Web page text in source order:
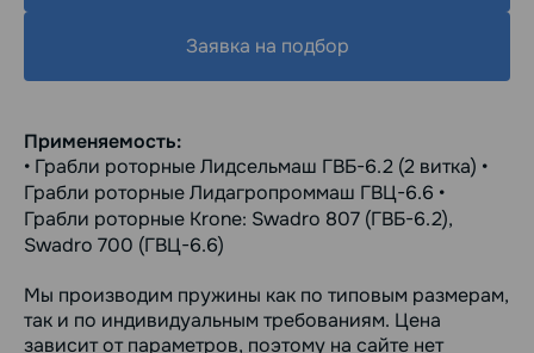
Заявка на подбор
Применяемость:
• Грабли роторные Лидсельмаш ГВБ-6.2 (2 витка) •
Грабли роторные Лидагропроммаш ГВЦ-6.6 •
Грабли роторные Krone: Swadro 807 (ГВБ-6.2),
Swadro 700 (ГВЦ-6.6)
Мы производим пружины как по типовым размерам,
так и по индивидуальным требованиям. Цена
зависит от параметров, поэтому на сайте нет